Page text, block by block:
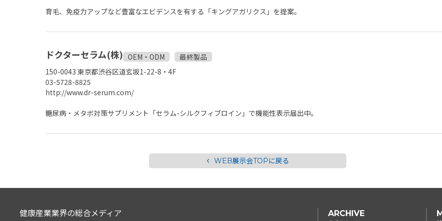
育毛、免疫力アップなど豊富なエビデンスを有する「キングアガリクス」を提案。
ドクターセラム(株) OEM・ODM
最終製品
150-0043 東京都渋谷区道玄坂1-22-8・4F
03-5728-8825
http://www.dr-serum.com/
糖尿病・メタボ対策サプリメント「セラム-シルクフィブロイン」で機能性表示届出中。
WEB展示会TOPに戻る
健康産業業界の総合メディア ARCHIVE